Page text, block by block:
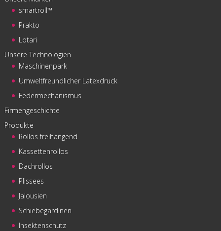
smartroll™
Prakto
Lotari
Unsere Technologien
Maschinenpark
Umweltfreundlicher Latexdruck
Federmechanismus
Firmengeschichte
Produkte
Rollos freihängend
Kassettenrollos
Dachrollos
Plissees
Jalousien
Schiebegardinen
Insektenschutz